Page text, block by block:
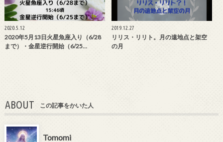
2020.5.12
2020年5月13日火星魚座入り（6/28
まで）・金星逆行開始（6/25…
2019.12.27
リリス・リリト。月の遠地点と架空
の月
ABOUT この記事をかいた人
Tomomi